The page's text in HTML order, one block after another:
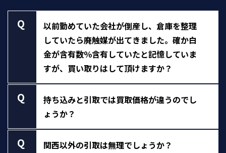
Q
以前勤めていた会社が倒産し、倉庫を整理
していたら廃触媒が出てきました。確か白
金が含有数％含有していたと記憶していま
すが、買い取りはして頂けますか？
Q
持ち込みと引取では買取価格が違うのでし
ょうか？
Q 関西以外の引取は無理でしょうか？